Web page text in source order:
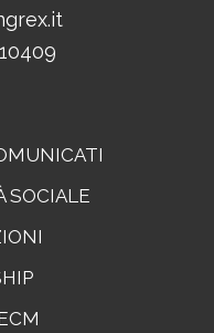
SOCIALE